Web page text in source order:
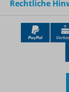
Rechtliche